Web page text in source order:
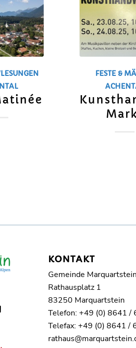
FESTE &
KONTAKT
Gemeinde Marquartstein
Rathausplatz 1
83250 Marquartstein
Telefon: +49 (0) 8641 /
Telefax: +49 (0) 8641 /